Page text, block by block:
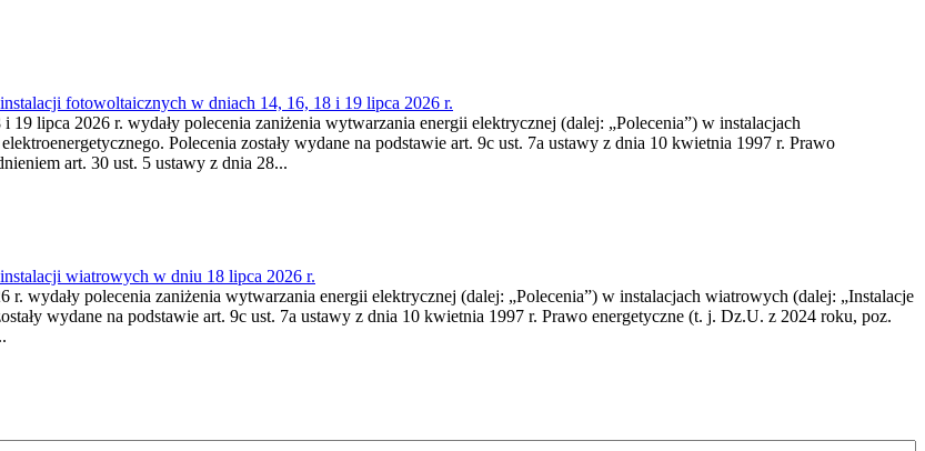
fotowoltaicznych w dniach 14, 16, 18 i 19 lipca 2026 r.
lipca 2026 r. wydały polecenia zaniżenia wytwarzania energii elektrycznej (dalej: „Polecenia”) w instalacjach
Polecenia zostały wydane na podstawie art. 9c ust. 7a ustawy z dnia 10 kwietnia 1997 r. Prawo
art. 30 ust. 5 ustawy z dnia 28...
wiatrowych w dniu 18 lipca 2026 r.
wydały polecenia zaniżenia wytwarzania energii elektrycznej (dalej: „Polecenia”) w instalacjach wiatrowych (dalej: „Instalacje
wydane na podstawie art. 9c ust. 7a ustawy z dnia 10 kwietnia 1997 r. Prawo energetyczne (t. j. Dz.U. z 2024 roku, poz.